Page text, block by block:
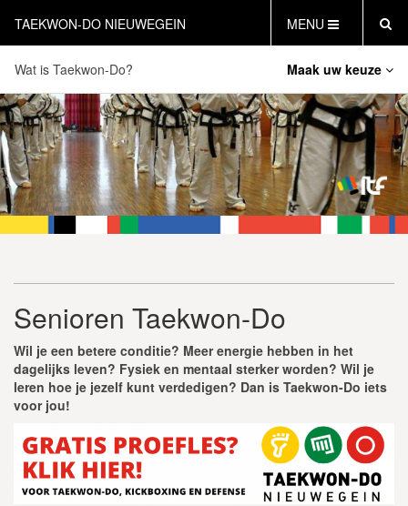
TAEKWON-DO NIEUWEGEIN MENU
HOME
NIEUWS
AGENDA
INFORMATIE
LESTIJDEN
WAT IS TAEKWON-DO?
WAT IS KICKBOKSEN?
GRATIS PROEFLES INPLANNEN
CONTACT
Wat is Taekwon-Do? Maak uw keuze
Tenets van Taekwon-Do
Basisprincipes van Taekwon-Do
Taekwon-Do en Generaal Choi Hong Hi
Taekwon-Do Kids
Senioren Taekwon-Do
Internationale Taekwon-Do Federatie
Examens & Bandensysteem
Senioren Taekwon-Do
Wil je een betere conditie? Meer energie hebben in het
dagelijks leven? Fysiek en mentaal sterker worden? Wil je
leren hoe je jezelf kunt verdedigen? Dan is Taekwon-Do iets
voor jou!